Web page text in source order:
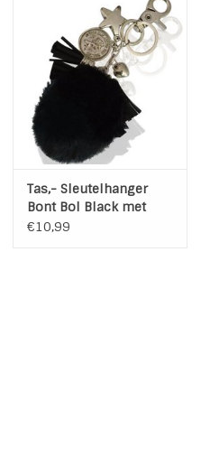
Tas,- Sleutelhanger
Bont Bol Black met
Bedels
€10,99